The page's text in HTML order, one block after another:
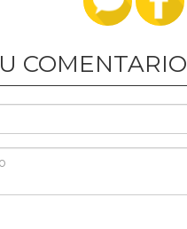
COMENTARIO